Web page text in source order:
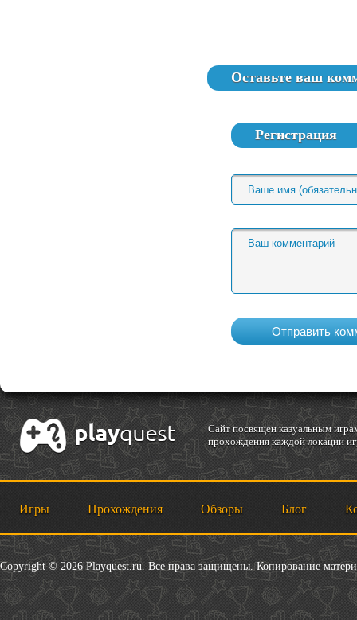
Оставьте ваш
Регистрация
Cайт посвящен казуальным
прохождения каждой локации
Игры Прохождения Обзоры Блог
Copyright © 2026 Playquest.ru. Все права защищены. Копирование